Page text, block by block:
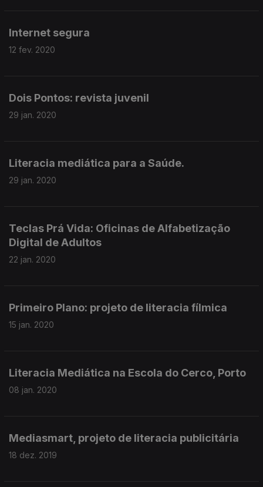
Internet segura
12 fev. 2020
Dois Pontos: revista juvenil
29 jan. 2020
Literacia mediática para a Saúde.
29 jan. 2020
Teclas Prá Vida: Oficinas de Alfabetização
Digital de Adultos
22 jan. 2020
Primeiro Plano: projeto de literacia fílmica
15 jan. 2020
Literacia Mediática na Escola do Cerco, Porto
08 jan. 2020
Mediasmart, projeto de literacia publicitária
18 dez. 2019